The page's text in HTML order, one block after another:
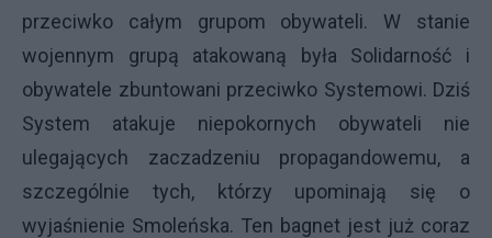
przeciwko całym grupom obywateli. W stanie
wojennym grupą atakowaną była Solidarność i
obywatele zbuntowani przeciwko Systemowi. Dziś
System atakuje niepokornych obywateli nie
ulegających zaczadzeniu propagandowemu, a
szczególnie tych, którzy upominają się o
wyjaśnienie Smoleńska. Ten bagnet jest już coraz